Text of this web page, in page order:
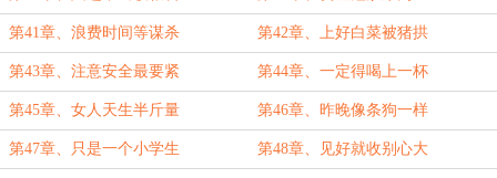
第41章、浪费时间等谋杀 第42章、上好白菜被猪拱
第43章、注意安全最要紧 第44章、一定得喝上一杯
第45章、女人天生半斤量 第46章、昨晚像条狗一样
第47章、只是一个小学生 第48章、见好就收别心大